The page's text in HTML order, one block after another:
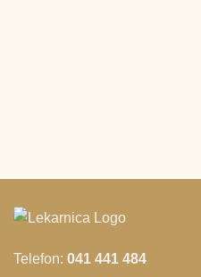
Telefon: 041 441 484